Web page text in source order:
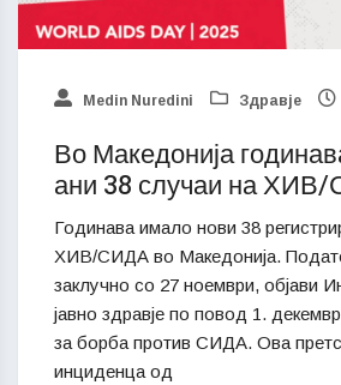
Medin Nuredini Здравје
Во Македонија
ани 38 случаи на
Годинава имало нови 38
ХИВ/СИДА во Македонија.
заклучно со 27 ноември, објави
јавно здравје по повод 1.
за борба против СИДА. Ова
инциденца од